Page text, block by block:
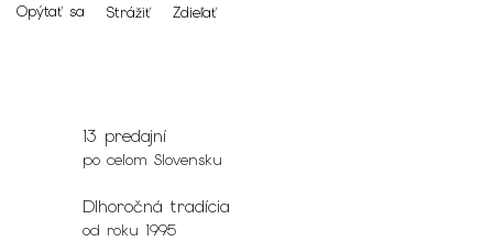
Opýtať sa Strážiť Zdieľať
13 predajní
po celom Slovensku
Dlhoročná tradícia
od roku 1995